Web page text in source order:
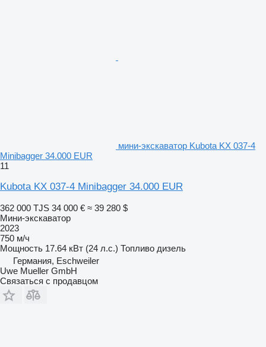
мини-экскаватор Kubota KX 037-4
Minibagger 34.000 EUR
11
Kubota KX 037-4 Minibagger 34.000 EUR
362 000 TJS 34 000 € ≈ 39 280 $
Мини-экскаватор
2023
750 м/ч
Мощность 17.64 кВт (24 л.с.) Топливо дизель
Германия, Eschweiler
Uwe Mueller GmbH
Связаться с продавцом